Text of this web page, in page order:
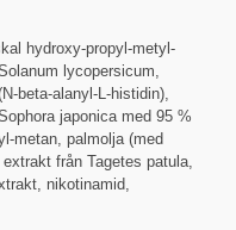
hydroxy-propyl-metyl-
lycopersicum,
beta-alanyl-L-histidin),
japonica med 95 %
metan, palmolja (med
från Tagetes patula,
nikotinamid,